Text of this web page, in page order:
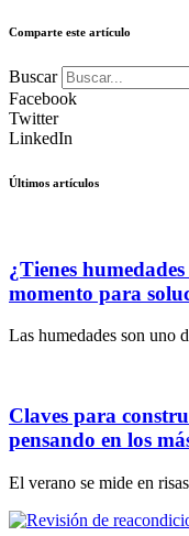
Comparte este artículo
Buscar
Facebook
Twitter
LinkedIn
Últimos artículos
¿Tienes
momento para
Las humedades son uno
Claves para
pensando en los
El verano se mide en